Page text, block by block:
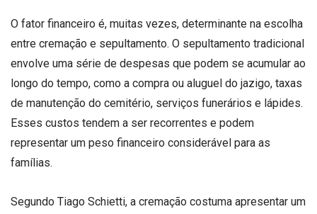
O fator financeiro é, muitas vezes, determinante na escolha
entre cremação e sepultamento. O sepultamento tradicional
envolve uma série de despesas que podem se acumular ao
longo do tempo, como a compra ou aluguel do jazigo, taxas
de manutenção do cemitério, serviços funerários e lápides.
Esses custos tendem a ser recorrentes e podem
representar um peso financeiro considerável para as
famílias.
Segundo Tiago Schietti, a cremação costuma apresentar um